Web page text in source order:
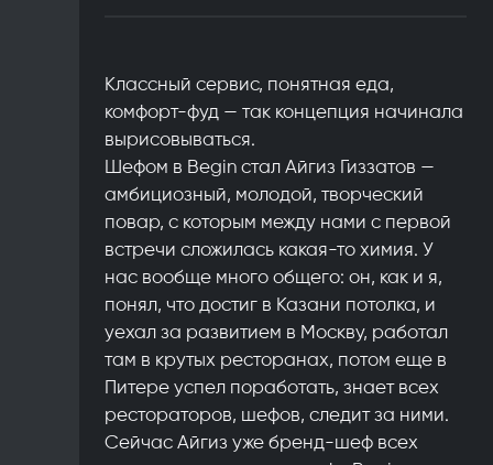
Классный сервис, понятная еда,
комфорт-фуд — так концепция начинала
вырисовываться.
Шефом в Begin стал Айгиз Гиззатов —
амбициозный, молодой, творческий
повар, с которым между нами с первой
встречи сложилась какая-то химия. У
нас вообще много общего: он, как и я,
понял, что достиг в Казани потолка, и
уехал за развитием в Москву, работал
там в крутых ресторанах, потом еще в
Питере успел поработать, знает всех
рестораторов, шефов, следит за ними.
Сейчас Айгиз уже бренд-шеф всех